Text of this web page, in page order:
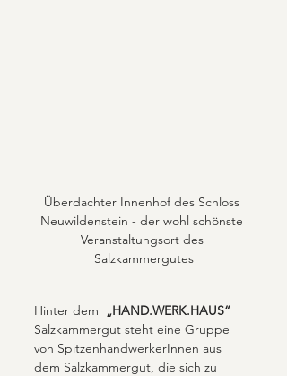
Überdachter Innenhof des Schloss
Neuwildenstein - der wohl schönste
Veranstaltungsort des
Salzkammergutes
Hinter dem
„HAND.WERK.HAUS“
Salzkammergut steht eine Gruppe
von SpitzenhandwerkerInnen aus
dem Salzkammergut, die sich zu